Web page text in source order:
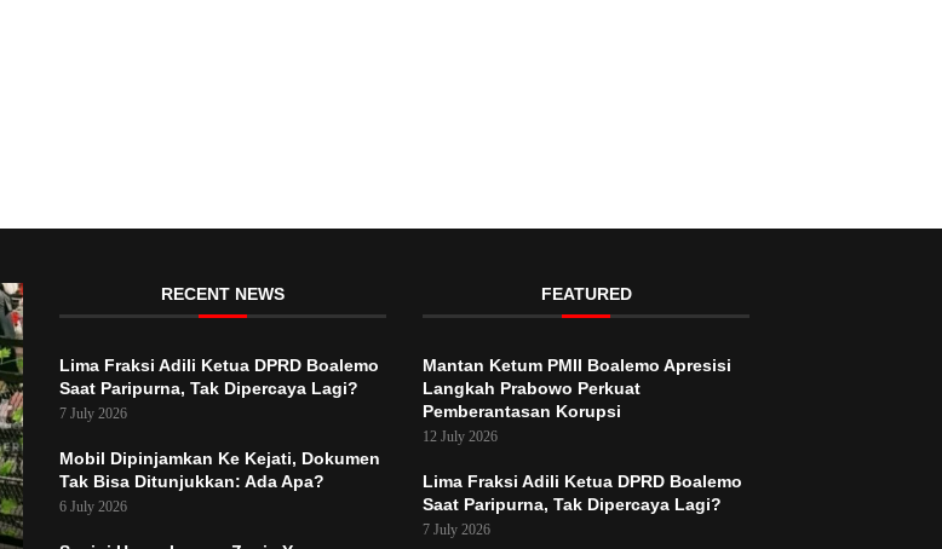
RECENT NEWS
Lima Fraksi Adili Ketua DPRD Boalemo
Saat Paripurna, Tak Dipercaya Lagi?
7 July 2026
Mobil Dipinjamkan Ke Kejati, Dokumen
Tak Bisa Ditunjukkan: Ada Apa?
6 July 2026
FEATURED
Mantan Ketum PMII Boalemo Apresisi
Langkah Prabowo Perkuat
Pemberantasan Korupsi
12 July 2026
Lima Fraksi Adili Ketua DPRD Boalemo
Saat Paripurna, Tak Dipercaya Lagi?
7 July 2026